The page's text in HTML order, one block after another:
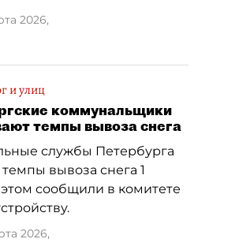
2026,
и улиц
коммунальщики
темпы вывоза снега
службы Петербурга
вывоза снега 1
сообщили в комитете
2026,